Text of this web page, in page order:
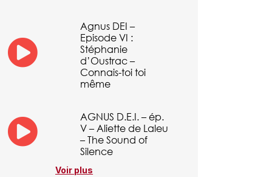
Agnus DEI –
Episode VI :
Stéphanie
d’Oustrac –
Connais-toi toi
même
AGNUS D.E.I. – ép.
V – Aliette de Laleu
– The Sound of
Silence
Voir plus